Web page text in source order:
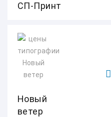
СП-Принт
Новый
ветер